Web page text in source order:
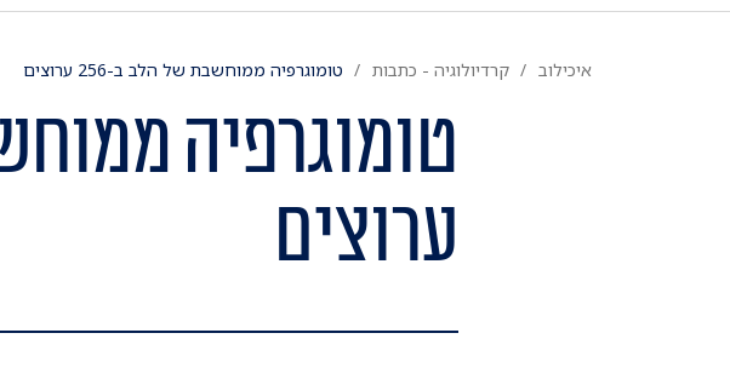
איכילוב קרדיולוגיה - כתבות טומוגרפיה ממוחשבת של הלב ב-256 ערוצים
ערוצים